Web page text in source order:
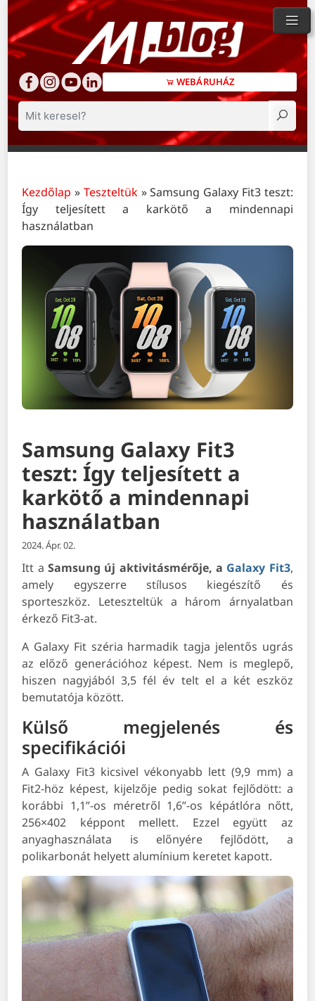
WEBÁRUHÁZ
Keresés
Kezdőlap » Teszteltük»Samsung Galaxy Fit3 teszt:
Így teljesített a karkötő a mindennapi
használatban
Samsung Galaxy Fit3
teszt: Így teljesített a
karkötő a mindennapi
használatban
2024. Ápr. 02.
Itt a Samsung új aktivitásmérője, a Galaxy Fit3,
amely egyszerre stílusos kiegészítő és
sporteszköz. Leteszteltük a három árnyalatban
érkező Fit3-at.
A Galaxy Fit széria harmadik tagja jelentős ugrás
az előző generációhoz képest. Nem is meglepő,
hiszen nagyjából 3,5 fél év telt el a két eszköz
bemutatója között.
Külső megjelenés és
specifikációi
A Galaxy Fit3 kicsivel vékonyabb lett (9,9 mm) a
Fit2-höz képest, kijelzője pedig sokat fejlődött: a
korábbi 1,1”-os méretről 1,6”-os képátlóra nőtt,
256×402 képpont mellett. Ezzel együtt az
anyaghasználata is előnyére fejlődött, a
polikarbonát helyett alumínium keretet kapott.